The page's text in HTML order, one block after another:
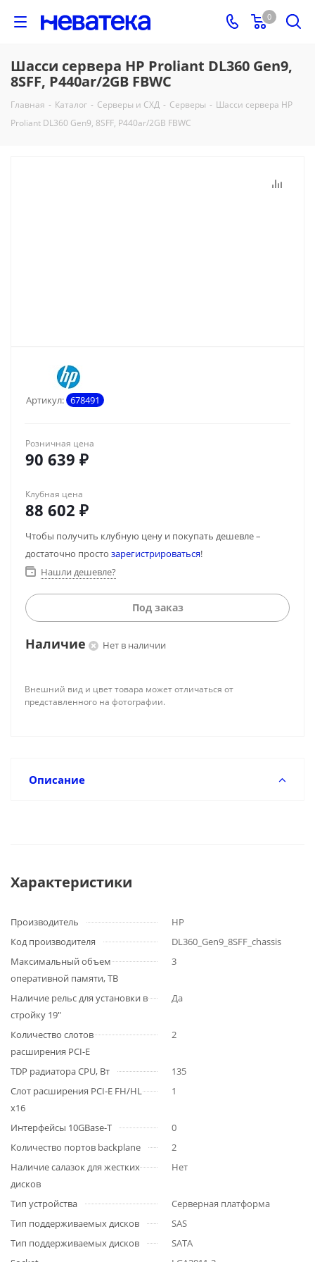
0
Шасси сервера HP Proliant DL360 Gen9,
8SFF, P440ar/2GB FBWC
Главная - Каталог - Серверы и СХД - Серверы - Шасси сервера HP
Proliant DL360 Gen9, 8SFF, P440ar/2GB FBWC
Артикул: 678491
Розничная цена
90 639 ₽
Клубная цена
88 602 ₽
Чтобы получить клубную цену и покупать дешевле –
достаточно просто зарегистрироваться!
Нашли дешевле?
Под заказ
Наличие Нет в наличии
Внешний вид и цвет товара может отличаться от
представленного на фотографии.
Описание
Характеристики
Производитель
HP
Код производителя
DL360_Gen9_8SFF_chassis
Максимальный объем
оперативной памяти, TB
3
Наличие рельс для установки в
стройку 19"
Да
Количество слотов
расширения PCI-E
2
TDP радиатора CPU, Вт
135
Слот расширения PCI-E FH/HL
x16
1
Интерфейсы 10GBase-T
0
Количество портов backplane
2
Наличие салазок для жестких
дисков
Нет
Тип устройства
Серверная платформа
Тип поддерживаемых дисков
SAS
Тип поддерживаемых дисков
SATA